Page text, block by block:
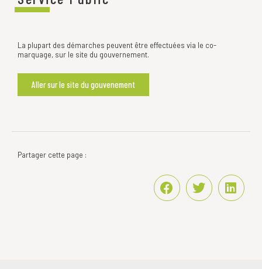
La plupart des démarches peuvent être effectuées via le co-
marquage, sur le site du gouvernement.
Aller sur le site du gouvenement
Partager cette page :